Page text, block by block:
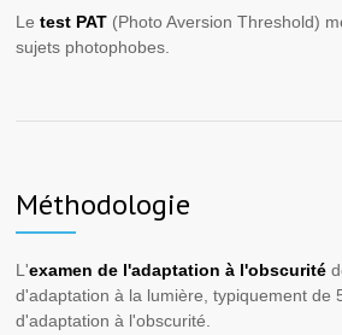
Le test PAT (Photo Aversion Threshold)
sujets photophobes.
Méthodologie
L'examen de l'adaptation à l'obscurité
d'adaptation à la lumière, typiquement de
d'adaptation à l'obscurité.